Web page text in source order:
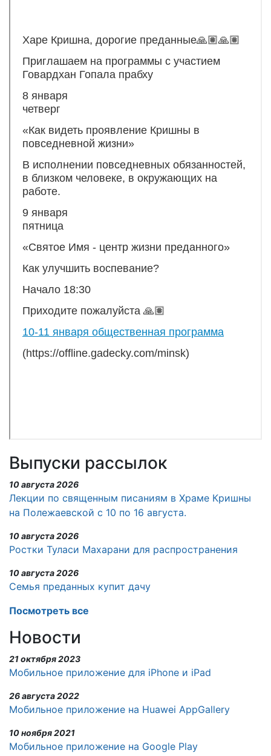
Выпуски рассылок
10 августа 2026
Лекции по священным писаниям в Храме Кришны
на Полежаевской с 10 по 16 августа.
10 августа 2026
Ростки Туласи Махарани для распространения
10 августа 2026
Семья преданных купит дачу
Посмотреть все
Новости
21 октября 2023
Мобильное приложение для iPhone и iPad
26 августа 2022
Мобильное приложение на Huawei AppGallery
10 ноября 2021
Мобильное приложение на Google Play